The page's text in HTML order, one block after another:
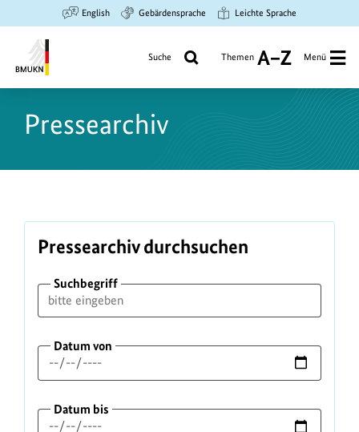
Hauptinhalt
springen
Suche
springen
Hauptnavigation
springen
English Gebärdensprache Leichte Sprache
Umwelt,
Sicherheit
Suche Themen
A
Z
Menü
Pressearchiv
Pressearchiv durchsuchen
Suchbegriff
Datum von
Datum bis